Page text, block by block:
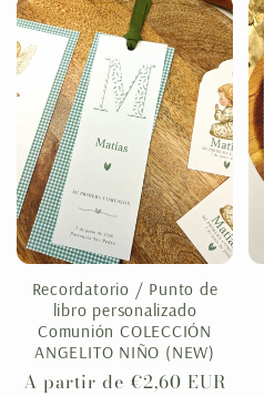
Recordatorio / Punto de
libro personalizado
Comunión COLECCIÓN
ANGELITO NIÑO (NEW)
Precio
A partir de €2,60 EUR